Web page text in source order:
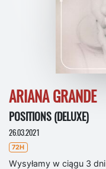
ARIANA GRANDE
POSITIONS (DELUXE)
26.03.2021
72H
Wysyłamy w ciągu 3 dni